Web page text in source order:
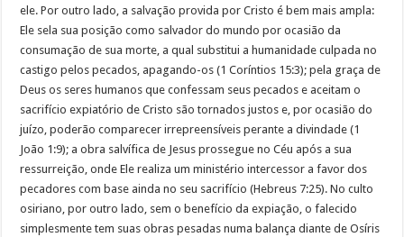
ele. Por outro lado, a salvação provida por Cristo é bem mais ampla:
Ele sela sua posição como salvador do mundo por ocasião da
consumação de sua morte, a qual substitui a humanidade culpada no
castigo pelos pecados, apagando-os (1 Coríntios 15:3); pela graça de
Deus os seres humanos que confessam seus pecados e aceitam o
sacrifício expiatório de Cristo são tornados justos e, por ocasião do
juízo, poderão comparecer irrepreensíveis perante a divindade (1
João 1:9); a obra salvífica de Jesus prossegue no Céu após a sua
ressurreição, onde Ele realiza um ministério intercessor a favor dos
pecadores com base ainda no seu sacrifício (Hebreus 7:25). No culto
osiriano, por outro lado, sem o benefício da expiação, o falecido
simplesmente tem suas obras pesadas numa balança diante de Osíris